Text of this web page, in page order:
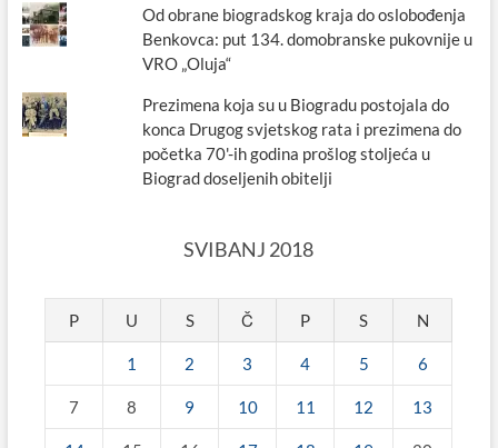
Od obrane biogradskog kraja do oslobođenja
Benkovca: put 134. domobranske pukovnije u
VRO „Oluja“
Prezimena koja su u Biogradu postojala do
konca Drugog svjetskog rata i prezimena do
početka 70'-ih godina prošlog stoljeća u
Biograd doseljenih obitelji
SVIBANJ 2018
P U S Č P S N
1 2 3 4 5 6
7 8 9 10 11 12 13